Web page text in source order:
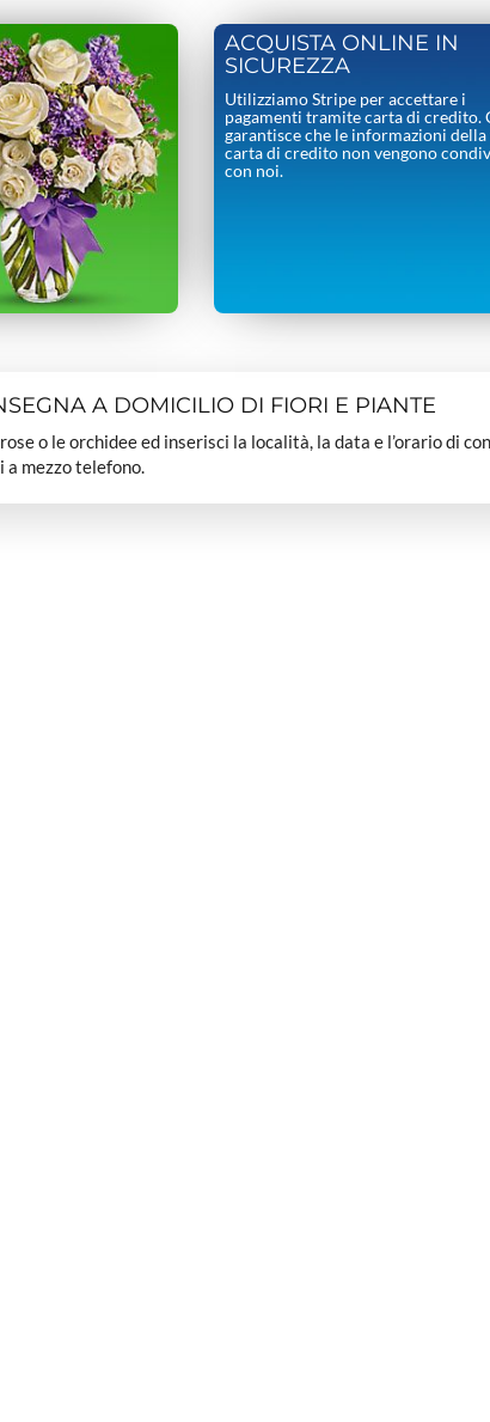
ACQUISTA ONLINE IN
SICUREZZA
Utilizziamo Stripe per accettare i
pagamenti tramite carta di credito.
garantisce che le informazioni della
carta di credito non vengono
con noi.
A DOMICILIO DI FIORI E PIANTE
o le orchidee ed inserisci la località, la data e l’orario di
mezzo telefono.